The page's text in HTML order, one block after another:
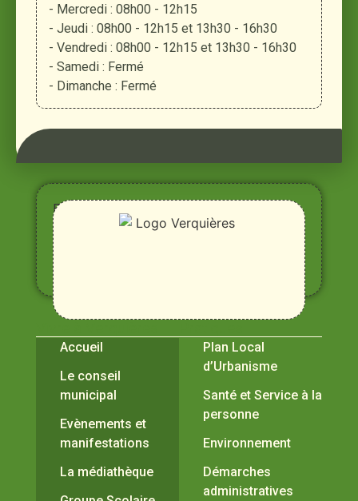
- Mercredi : 08h00 - 12h15
- Jeudi : 08h00 - 12h15 et 13h30 - 16h30
- Vendredi : 08h00 - 12h15 et 13h30 - 16h30
- Samedi : Fermé
- Dimanche : Fermé
Entre
Rhône,
Alpilles
et
Durance
Accueil
Le conseil
municipal
Evènements et
manifestations
La médiathèque
Plan Local
d’Urbanisme
Santé et Service à la
personne
Environnement
Démarches
administratives